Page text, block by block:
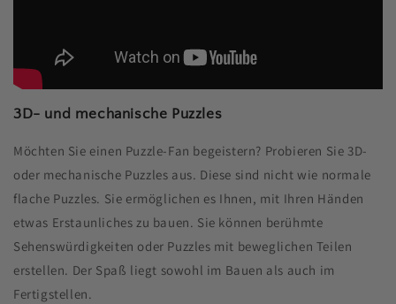
3D- und mechanische Puzzles
Möchten Sie einen Puzzle-Fan begeistern? Probieren Sie 3D-
oder mechanische Puzzles aus. Diese sind nicht wie normale
flache Puzzles. Sie ermöglichen es Ihnen, mit Ihren Händen
etwas Erstaunliches zu bauen. Sie können berühmte
Sehenswürdigkeiten oder Puzzles mit beweglichen Teilen
erstellen. Der Spaß liegt sowohl im Bauen als auch im
Fertigstellen.